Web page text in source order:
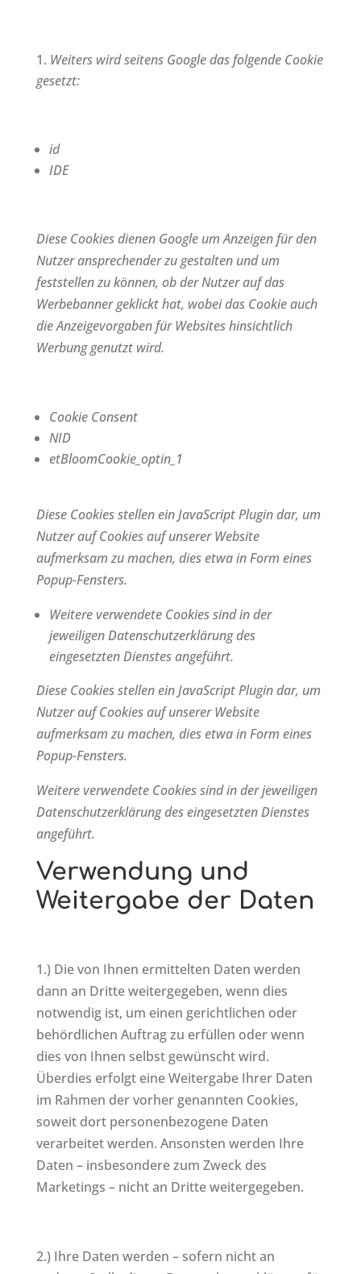
Weiters wird seitens Google das folgende Cookie
gesetzt:
id
IDE
Diese Cookies dienen Google um Anzeigen für den
Nutzer ansprechender zu gestalten und um
feststellen zu können, ob der Nutzer auf das
Werbebanner geklickt hat, wobei das Cookie auch
die Anzeigevorgaben für Websites hinsichtlich
Werbung genutzt wird.
Cookie Consent
NID
etBloomCookie_optin_1
Diese Cookies stellen ein JavaScript Plugin dar, um
Nutzer auf Cookies auf unserer Website
aufmerksam zu machen, dies etwa in Form eines
Popup-Fensters.
Weitere verwendete Cookies sind in der
jeweiligen Datenschutzerklärung des
eingesetzten Dienstes angeführt.
Diese Cookies stellen ein JavaScript Plugin dar, um
Nutzer auf Cookies auf unserer Website
aufmerksam zu machen, dies etwa in Form eines
Popup-Fensters.
Weitere verwendete Cookies sind in der jeweiligen
Datenschutzerklärung des eingesetzten Dienstes
angeführt.
Verwendung und
Weitergabe der Daten
1.) Die von Ihnen ermittelten Daten werden
dann an Dritte weitergegeben, wenn dies
notwendig ist, um einen gerichtlichen oder
behördlichen Auftrag zu erfüllen oder wenn
dies von Ihnen selbst gewünscht wird.
Überdies erfolgt eine Weitergabe Ihrer Daten
im Rahmen der vorher genannten Cookies,
soweit dort personenbezogene Daten
verarbeitet werden. Ansonsten werden Ihre
Daten – insbesondere zum Zweck des
Marketings – nicht an Dritte weitergegeben.
2.) Ihre Daten werden – sofern nicht an